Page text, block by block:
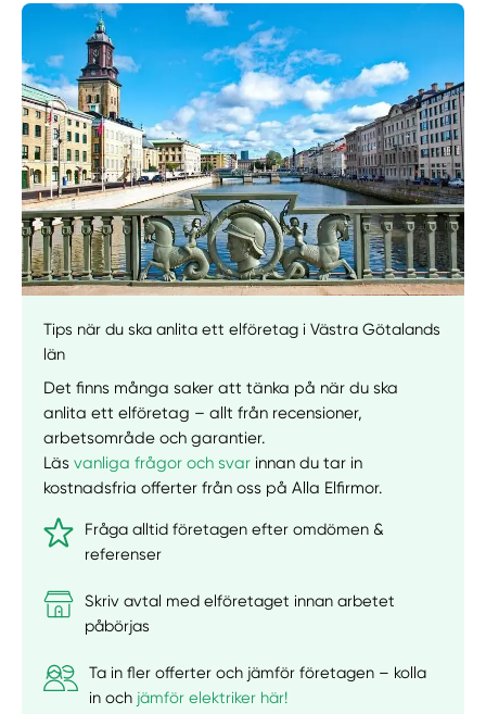
Manuellt Få hjälp
Välj tillvägagångssätt
Tips när du ska anlita ett elföretag i Västra Götalands
län
Det finns många saker att tänka på när du ska
anlita ett elföretag – allt från recensioner,
arbetsområde och garantier.
Läsvanliga frågor och svar innan du tar in
kostnadsfria offerter från oss på Alla Elfirmor.
Fråga alltid företagen efter omdömen &
referenser
Skriv avtal med elföretaget innan arbetet
påbörjas
Ta in fler offerter och jämför företagen – kolla
in och jämför elektriker här!